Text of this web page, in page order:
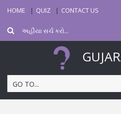
HOME QUIZ CONTACT US
GO TO...